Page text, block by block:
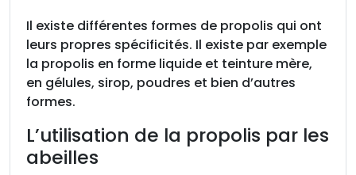
Il existe différentes formes de propolis qui ont
leurs propres spécificités. Il existe par exemple
la propolis en forme liquide et teinture mère,
en gélules, sirop, poudres et bien d’autres
formes.
L’utilisation de la propolis par les
abeilles